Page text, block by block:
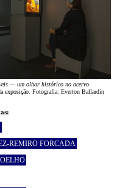
— um olhar histórico no acervo
exposição. Fotografia: Everton Ballardin
REMIRO FORCADA